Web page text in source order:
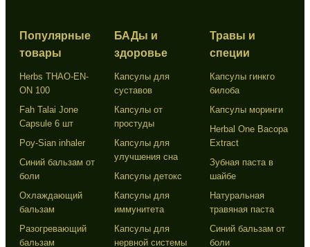
Популярные
товары
Herbs THAO-EN-
ON 100
Fah Talai Jone
Capsule 6 шт
Poy-Sian inhaler
Синий бальзам от
боли
Охлаждающий
бальзам
Разогревающий
бальзам
БАДы и
здоровье
Капсулы для
суставов
Капсулы от
простуды
Капсулы для
улучшения сна
Капсулы детокс
Капсулы для
иммунитета
Капсулы для
нервной системы
Травы и
специи
Капсулы гинкго
билоба
Капсулы моринги
Herbal One Bacopa
Extract
Зубная паста в
шайбе
Натуральная
травяная паста
Синий бальзам от
боли